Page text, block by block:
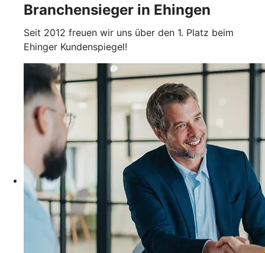
Branchensieger in Ehingen
Seit 2012 freuen wir uns über den 1. Platz beim
Ehinger Kundenspiegel!